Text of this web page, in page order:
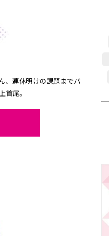
、連休明けの課題までバ
首尾。